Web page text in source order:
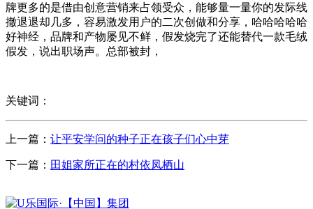
牌更多的是借由创意营销来占领受众，能够量一量你的发际线
撤退退却几多，容易激发用户的二次创做和分享，哈哈哈哈哈
好神经，品牌和产物屡见不鲜，假发烧完了还能替代一款毛绒
假发，说出职场声。总部被封，
关键词：
上一篇： 让平安学问的种子正在孩子们心中芽
下一篇： 田姐家所正在的村依凤栖山